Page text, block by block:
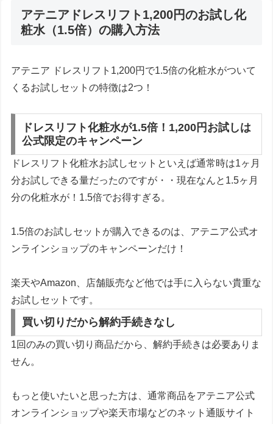
アテニアドレスリフト1,200円のお試し化
粧水（1.5倍）の購入方法
アテニア ドレスリフト1,200円で1.5倍の化粧水がついて
くるお試しセットの特徴は2つ！
ドレスリフト化粧水が1.5倍！1,200円お試しは
公式限定のキャンペーン
ドレスリフト化粧水お試しセットといえば通常時は1ヶ月
分お試しできる量だったのですが・・現在なんと1.5ヶ月
分の化粧水が！1.5倍でお得すぎる。
1.5倍のお試しセットが購入できるのは、アテニア公式オ
ンラインショップのキャンペーンだけ！
楽天やAmazon、店舗販売など他では手に入らない貴重な
お試しセットです。
買い切りだから解約手続きなし
1回のみの買い切り商品だから、解約手続きは必要ありま
せん。
もっと使いたいと思った方は、通常商品をアテニア公式
オンラインショップや楽天市場などのネット通販サイト